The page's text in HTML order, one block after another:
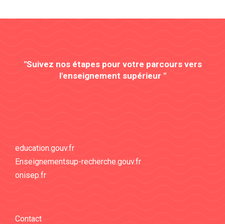
"Suivez nos étapes pour votre parcours vers
l'enseignement supérieur "
education.gouv.fr
Enseignementsup-recherche.gouv.fr
onisep.fr
Contact